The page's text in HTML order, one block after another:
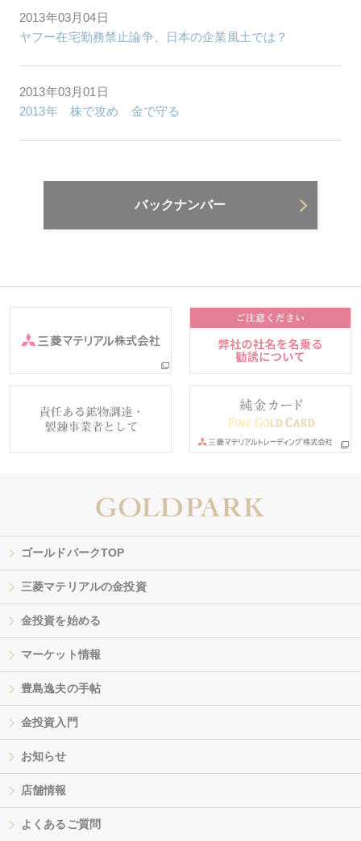
2013年03月04日
ヤフー在宅勤務禁止論争、日本の企業風土では？
2013年03月01日
2013年 株で攻め 金で守る
バックナンバー
ゴールドパークTOP
三菱マテリアルの金投資
金投資を始める
マーケット情報
豊島逸夫の手帖
金投資入門
お知らせ
店舗情報
よくあるご質問